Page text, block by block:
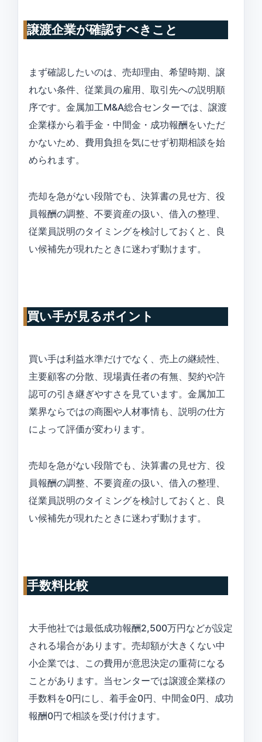
譲渡企業が確認すべきこと
まず確認したいのは、売却理由、希望時期、譲
れない条件、従業員の雇用、取引先への説明順
序です。金属加工M&A総合センターでは、譲渡
企業様から着手金・中間金・成功報酬をいただ
かないため、費用負担を気にせず初期相談を始
められます。
売却を急がない段階でも、決算書の見せ方、役
員報酬の調整、不要資産の扱い、借入の整理、
従業員説明のタイミングを検討しておくと、良
い候補先が現れたときに迷わず動けます。
買い手が見るポイント
買い手は利益水準だけでなく、売上の継続性、
主要顧客の分散、現場責任者の有無、契約や許
認可の引き継ぎやすさを見ています。金属加工
業界ならではの商圏や人材事情も、説明の仕方
によって評価が変わります。
売却を急がない段階でも、決算書の見せ方、役
員報酬の調整、不要資産の扱い、借入の整理、
従業員説明のタイミングを検討しておくと、良
い候補先が現れたときに迷わず動けます。
手数料比較
大手他社では最低成功報酬2,500万円などが設定
される場合があります。売却額が大きくない中
小企業では、この費用が意思決定の重荷になる
ことがあります。当センターでは譲渡企業様の
手数料を0円にし、着手金0円、中間金0円、成功
報酬0円で相談を受け付けます。